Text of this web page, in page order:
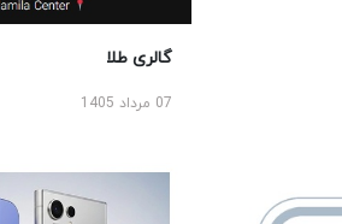
گالری طلا
07 مرداد 1405